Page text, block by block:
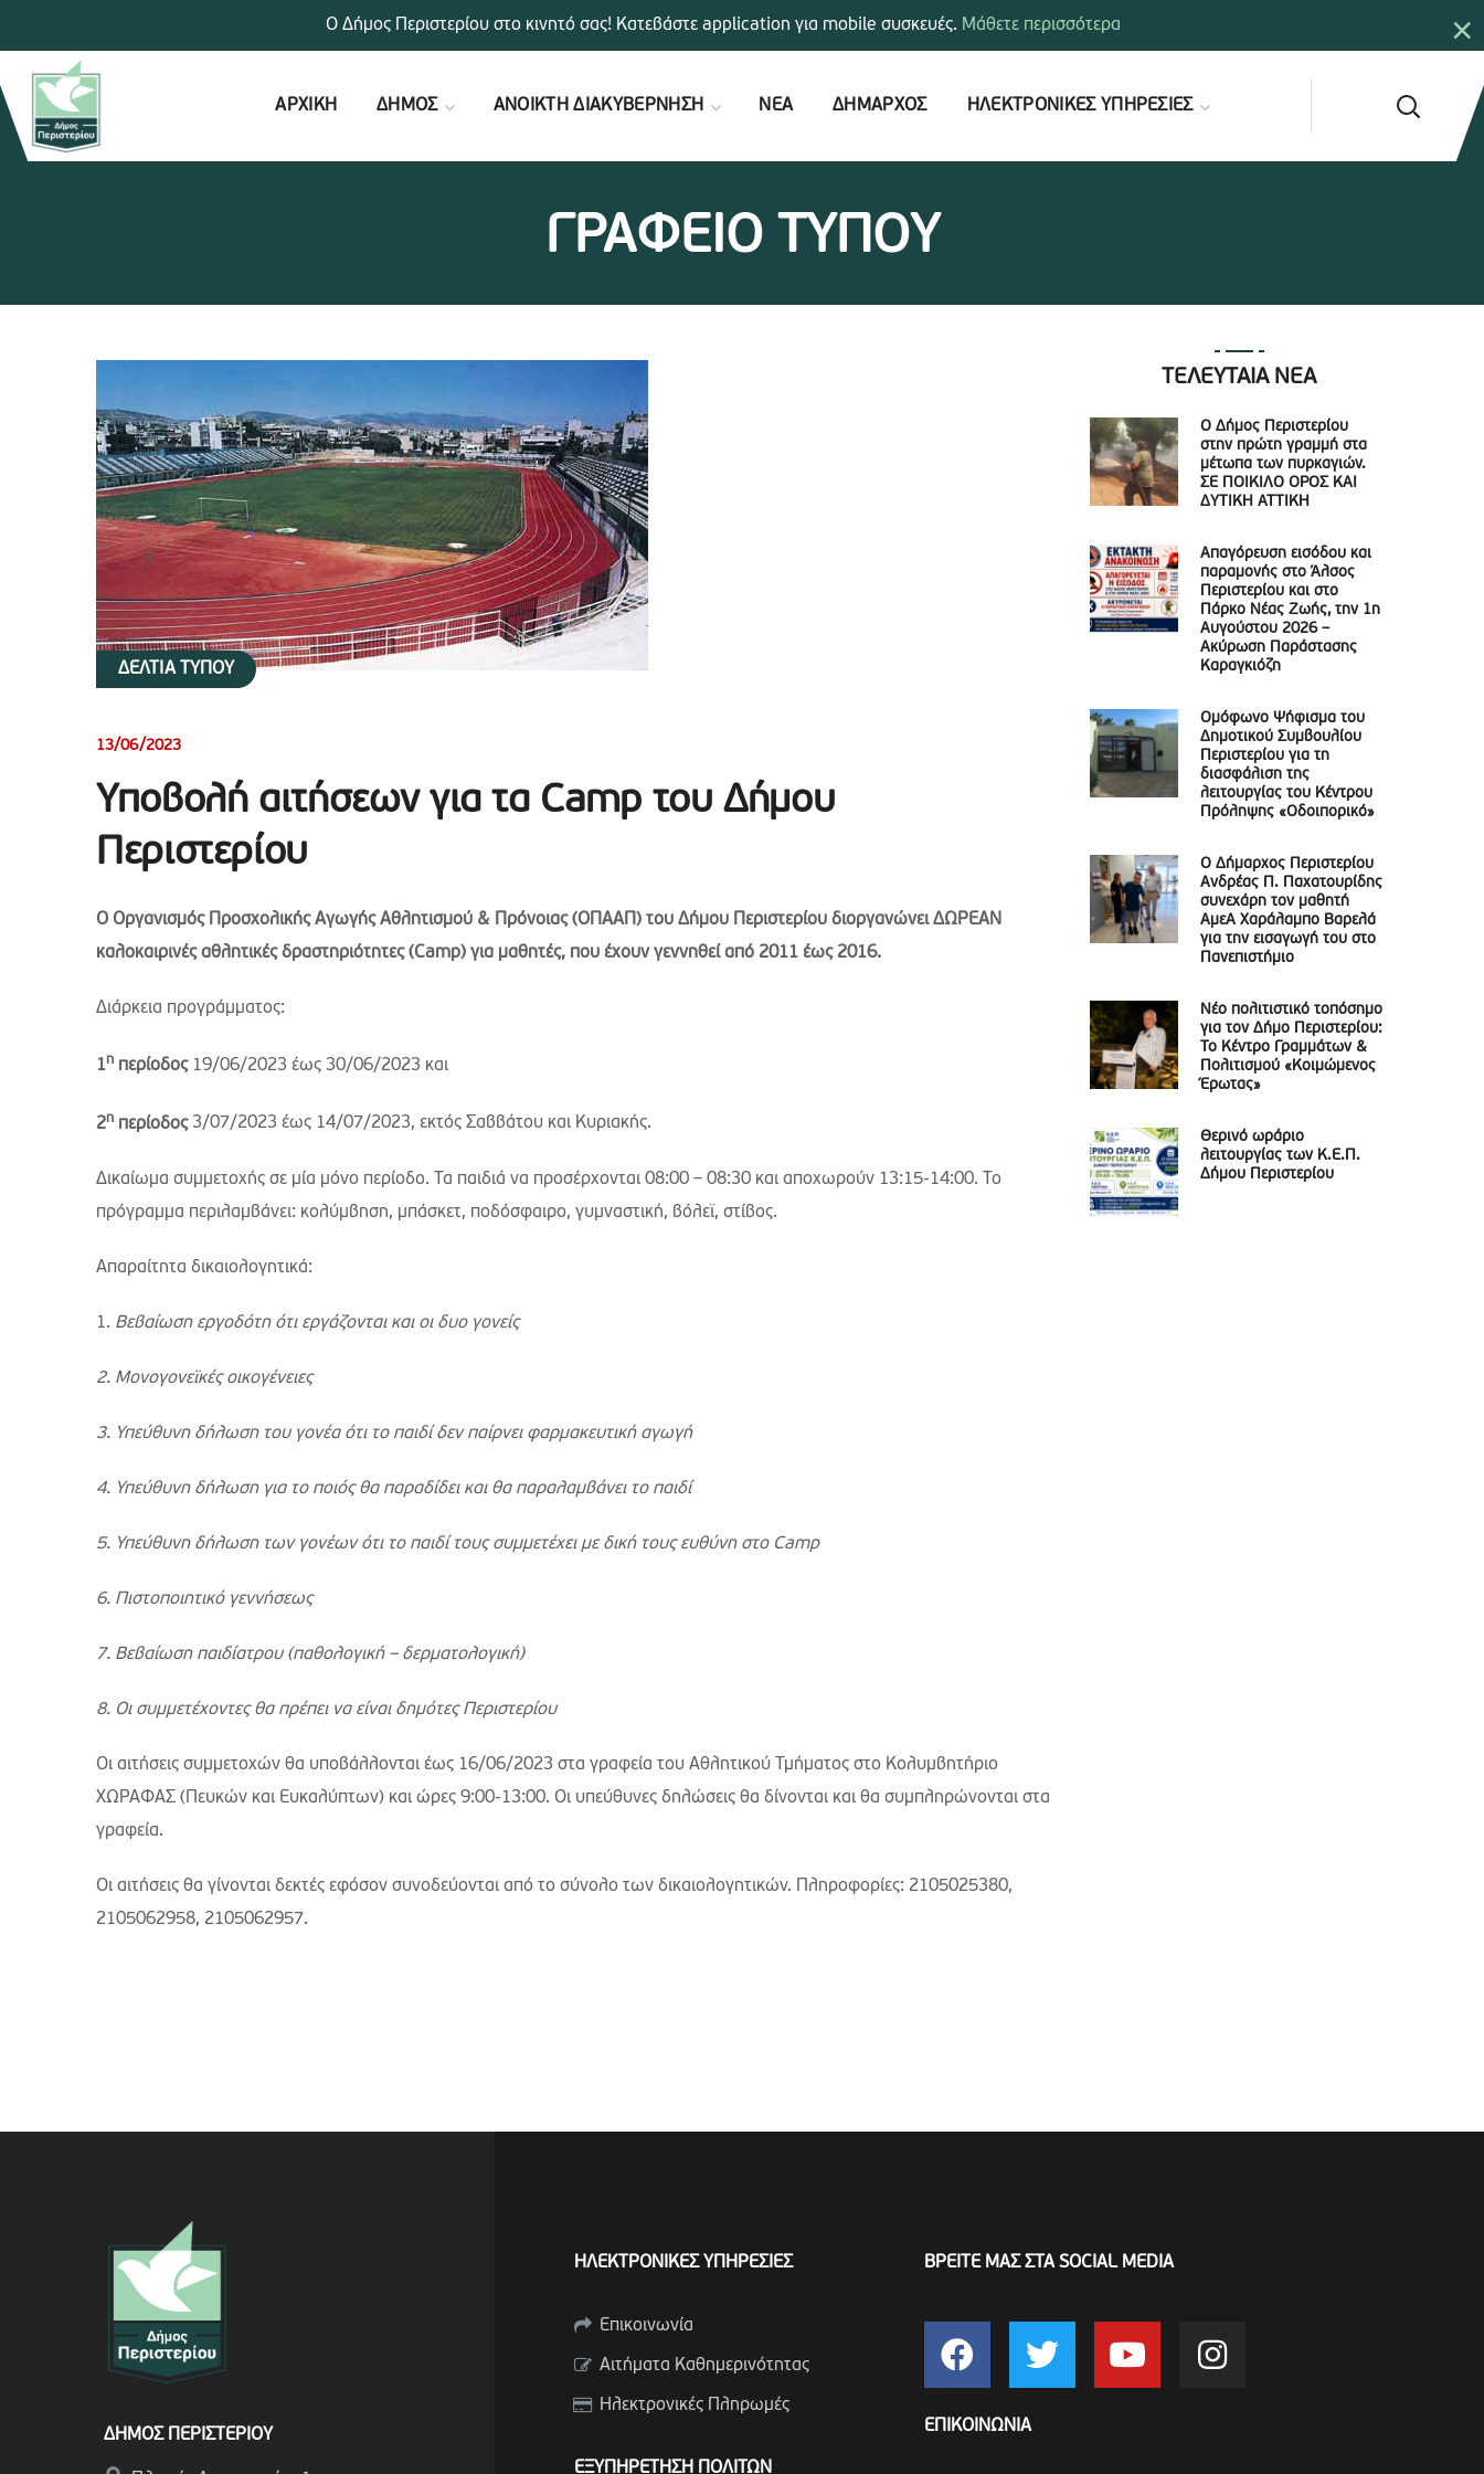
ΑΡΧΙΚΗ ΔΗΜΟΣ ΑΝΟΙΚΤΗ ΔΙΑΚΥΒΕΡΝΗΣΗ ΝΕΑ ΔΗΜΑΡΧΟΣ ΗΛΕΚΤΡΟΝΙΚΕΣ ΥΠΗΡΕΣΙΕΣ
ΓΡΑΦΕΙΟ ΤΥΠΟΥ
ΔΕΛΤΙΑ ΤΥΠΟΥ
13/06/2023
Υποβολή αιτήσεων για τα Camp του Δήμου
Περιστερίου
Ο Οργανισμός Προσχολικής Αγωγής Αθλητισμού & Πρόνοιας (ΟΠΑΑΠ) του Δήμου Περιστερίου διοργανώνει ΔΩΡΕΑΝ
καλοκαιρινές αθλητικές δραστηριότητες (Camp) για μαθητές, που έχουν γεννηθεί από 2011 έως 2016.
Διάρκεια προγράμματος:
1η περίοδος19/06/2023 έως 30/06/2023 και
2η περίοδος3/07/2023 έως 14/07/2023, εκτός Σαββάτου και Κυριακής.
Δικαίωμα συμμετοχής σε μία μόνο περίοδο. Τα παιδιά να προσέρχονται 08:00 – 08:30 και αποχωρούν 13:15-14:00. Το
πρόγραμμα περιλαμβάνει: κολύμβηση, μπάσκετ, ποδόσφαιρο, γυμναστική, βόλεϊ, στίβος.
Απαραίτητα δικαιολογητικά:
1. Βεβαίωση εργοδότη ότι εργάζονται και οι δυο γονείς
2. Μονογονεϊκές οικογένειες
3. Υπεύθυνη δήλωση του γονέα ότι το παιδί δεν παίρνει φαρμακευτική αγωγή
4. Υπεύθυνη δήλωση για το ποιός θα παραδίδει και θα παραλαμβάνει το παιδί
5. Υπεύθυνη δήλωση των γονέων ότι το παιδί τους συμμετέχει με δική τους ευθύνη στο Camp
6. Πιστοποιητικό γεννήσεως
7. Βεβαίωση παιδίατρου (παθολογική – δερματολογική)
8. Οι συμμετέχοντες θα πρέπει να είναι δημότες Περιστερίου
Οι αιτήσεις συμμετοχών θα υποβάλλονται έως 16/06/2023 στα γραφεία του Αθλητικού Τμήματος στο Κολυμβητήριο
ΧΩΡΑΦΑΣ (Πευκών και Ευκαλύπτων) και ώρες 9:00-13:00. Οι υπεύθυνες δηλώσεις θα δίνονται και θα συμπληρώνονται στα
γραφεία.
Οι αιτήσεις θα γίνονται δεκτές εφόσον συνοδεύονται από το σύνολο των δικαιολογητικών. Πληροφορίες: 2105025380,
2105062958, 2105062957.
ΤΕΛΕΥΤΑΙΑ ΝΕΑ
Ο Δήμος Περιστερίου
στην πρώτη γραμμή στα
μέτωπα των πυρκαγιών.
ΣΕ ΠΟΙΚΙΛΟ ΟΡΟΣ ΚΑΙ
ΔΥΤΙΚΗ ΑΤΤΙΚΗ
Απαγόρευση εισόδου και
παραμονής στο Άλσος
Περιστερίου και στο
Πάρκο Νέας Ζωής, την 1η
Αυγούστου 2026 –
Ακύρωση Παράστασης
Καραγκιόζη
Ομόφωνο Ψήφισμα του
Δημοτικού Συμβουλίου
Περιστερίου για τη
διασφάλιση της
λειτουργίας του Κέντρου
Πρόληψης «Οδοιπορικό»
Ο Δήμαρχος Περιστερίου
Ανδρέας Π. Παχατουρίδης
συνεχάρη τον μαθητή
ΑμεΑ Χαράλαμπο Βαρελά
για την εισαγωγή του στο
Πανεπιστήμιο
Νέο πολιτιστικό τοπόσημο
για τον Δήμο Περιστερίου:
Το Κέντρο Γραμμάτων &
Πολιτισμού «Κοιμώμενος
Έρωτας»
Θερινό ωράριο
λειτουργίας των Κ.Ε.Π.
Δήμου Περιστερίου
ΔΗΜΟΣ ΠΕΡΙΣΤΕΡΙΟΥ
ΗΛΕΚΤΡΟΝΙΚΕΣ ΥΠΗΡΕΣΙΕΣ
Επικοινωνία
Αιτήματα Καθημερινότητας
Ηλεκτρονικές Πληρωμές
ΕΞΥΠΗΡΕΤΗΣΗ ΠΟΛΙΤΩΝ
ΒΡΕΙΤΕ ΜΑΣ ΣΤΑ SOCIAL MEDIA
ΕΠΙΚΟΙΝΩΝΙΑ
×
Ο Δήμος Περιστερίου στο κινητό σας! Κατεβάστε application για mobile συσκευές. Μάθετε περισσότερα